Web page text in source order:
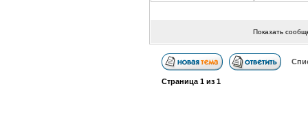
Показать
Страница 1из 1